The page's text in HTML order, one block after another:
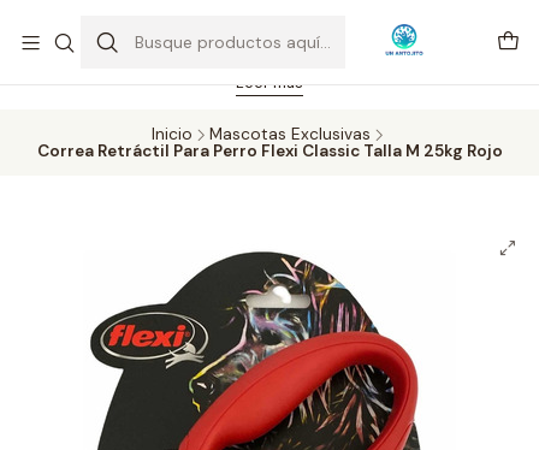
Feriado 21-05-2026 atención hasta las 14 hrs. Envío GRATIS mismo
día solo área Metropolitana Santiago por compras desde CLP 39.900.
Pedidos hasta 16 hrs., sábados y domingos hasta 14 hrs.
Leer más
Inicio
Mascotas Exclusivas
Correa Retráctil Para Perro Flexi Classic Talla M 25kg Rojo